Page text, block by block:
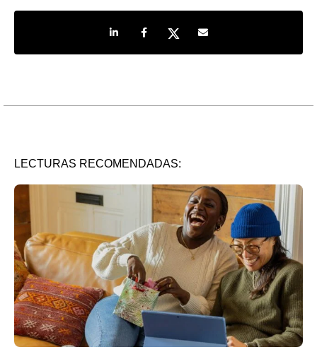
Share on LinkedIn
Share on Facebook
Share on TwitterShare by e-mail
LECTURAS RECOMENDADAS: